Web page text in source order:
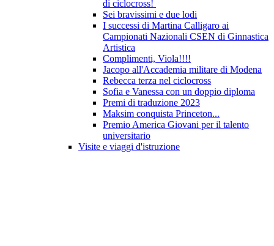
di ciclocross!
Sei bravissimi e due lodi
I successi di Martina Calligaro ai
Campionati Nazionali CSEN di Ginnastica
Artistica
Complimenti, Viola!!!!
Jacopo all'Accademia militare di Modena
Rebecca terza nel ciclocross
Sofia e Vanessa con un doppio diploma
Premi di traduzione 2023
Maksim conquista Princeton...
Premio America Giovani per il talento
universitario
Visite e viaggi d'istruzione